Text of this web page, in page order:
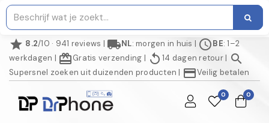
star 8.2/10 · 941 reviews | local_shippingNL: morgen in huis | scheduleBE: 1–2
werkdagen | redeemGratis verzending | replay 14 dagen retour| search
Supersnel zoeken uit duizenden producten | credit_cardVeilig betalen
0 0